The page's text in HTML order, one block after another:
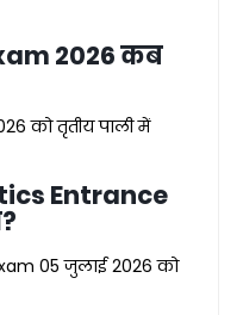
2026 कब
को तृतीय पाली में
Entrance
05 जुलाई 2026 को